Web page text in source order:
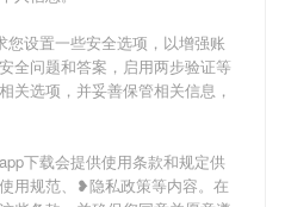
您设置一些安全选项，以增强账
全问题和答案，启用两步验证等
关选项，并妥善保管相关信息，
下载会提供使用条款和规定供
用规范、❥隐私政策等内容。在